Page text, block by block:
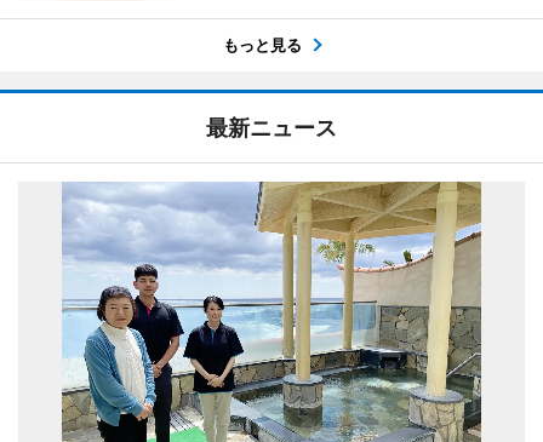
もっと見る
最新ニュース